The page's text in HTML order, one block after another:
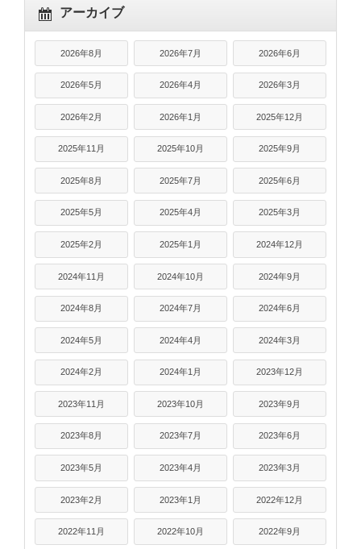
アーカイブ
2026年8月 2026年7月 2026年6月
2026年5月 2026年4月 2026年3月
2026年2月 2026年1月 2025年12月
2025年11月 2025年10月 2025年9月
2025年8月 2025年7月 2025年6月
2025年5月 2025年4月 2025年3月
2025年2月 2025年1月 2024年12月
2024年11月 2024年10月 2024年9月
2024年8月 2024年7月 2024年6月
2024年5月 2024年4月 2024年3月
2024年2月 2024年1月 2023年12月
2023年11月 2023年10月 2023年9月
2023年8月 2023年7月 2023年6月
2023年5月 2023年4月 2023年3月
2023年2月 2023年1月 2022年12月
2022年11月 2022年10月 2022年9月